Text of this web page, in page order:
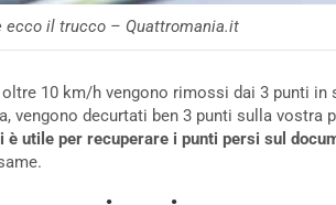
ecco il trucco – Quattromania.it
10 km/h vengono rimossi dai 3 punti in
vengono decurtati ben 3 punti sulla vostra
utile per recuperare i punti persi sul